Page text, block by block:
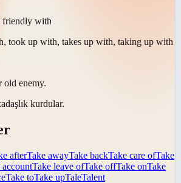
friendly with
took up with, takes up with, taking up with
old enemy.
kurdular.
afterTake awayTake backTake care ofTake
Take leave ofTake offTake onTake
Take toTake upTaleTalent